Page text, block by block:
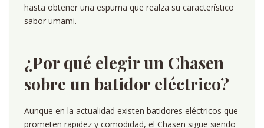
hasta obtener una espuma que realza su característico
sabor umami.
¿Por qué elegir un Chasen
sobre un batidor eléctrico?
Aunque en la actualidad existen batidores eléctricos que
prometen rapidez y comodidad, el Chasen sigue siendo